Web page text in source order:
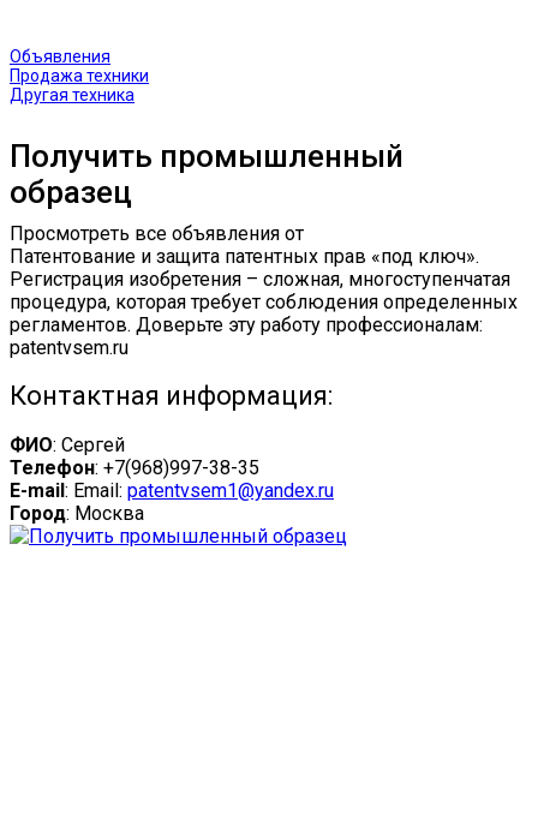
Объявления
Продажа техники
Другая техника
Получить промышленный
образец
Просмотреть все объявления от
Патентование и защита патентных прав «под ключ».
Регистрация изобретения – сложная, многоступенчатая
процедура, которая требует соблюдения определенных
регламентов. Доверьте эту работу профессионалам:
patentvsem.ru
Контактная информация:
ФИО: Сергей
Телефон: +7(968)997-38-35
E-mail: Email: patentvsem1@yandex.ru
Город: Москва